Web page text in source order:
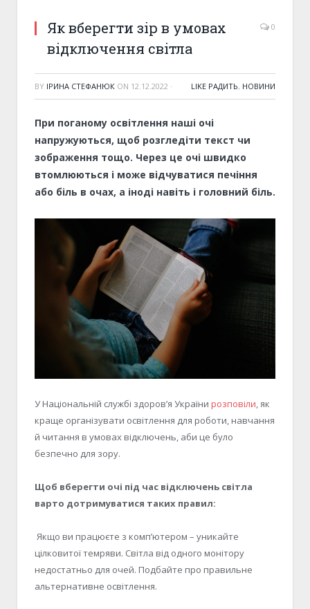
Як вберегти зір в умовах
відключення світла
0
BY ІРИНА СТЕФАНЮК ON 12.12.2022 · LIKE РАДИТЬ, НОВИНИ
При поганому освітлення наші очі
напружуються, щоб розгледіти текст чи
зображення тощо. Через це очі швидко
втомлюються і може відчуватися печіння
або біль в очах, а іноді навіть і головний біль.
У Національній службі здоров’я України розповіли, як
краще організувати освітлення для роботи, навчання
й читання в умовах відключень, аби це було
безпечно для зору.
Щоб вберегти очі під час відключень світла
варто дотримуватися таких правил:
Якщо ви працюєте з комп’ютером – уникайте
цілковитої темряви. Світла від одного монітору
недостатньо для очей. Подбайте про правильне
альтернативне освітлення.